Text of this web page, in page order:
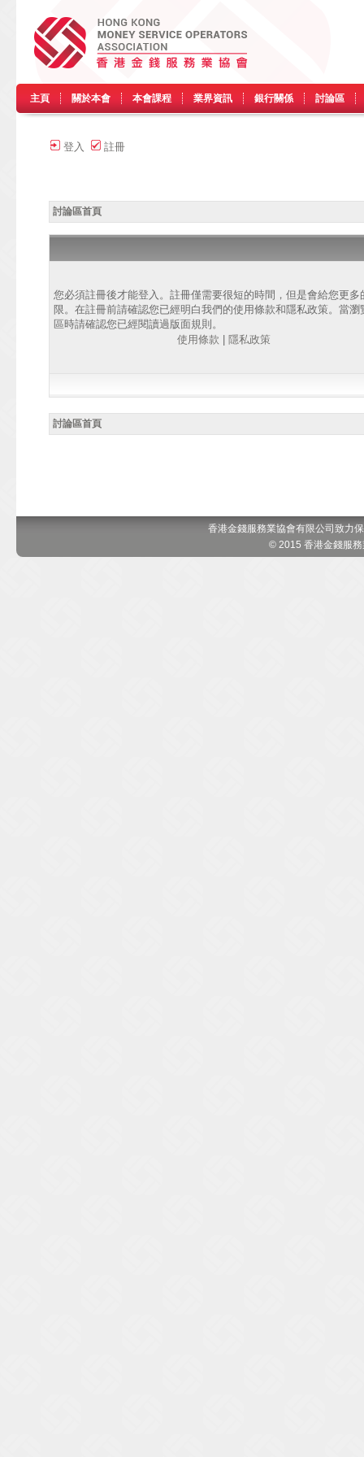
主頁 關於本會 本會課程 業界資訊 銀行關係 討論區
登入 註冊
討論區首頁
您必須註冊後才能登入。註冊僅需要很短的時間，但是會給您更多
限。在註冊前請確認您已經明白我們的使用條款和隱私政策。當瀏
區時請確認您已經閱讀過版面規則。
使用條款
隱私政策
討論區首頁
香港金錢服務業協會有限公司致力
© 2015 香港金錢服